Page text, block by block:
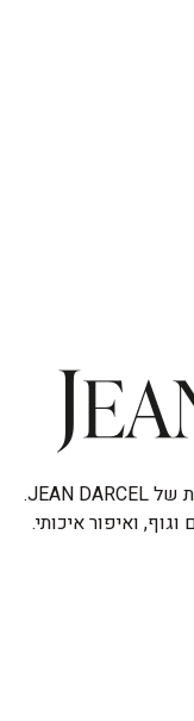
גלו את מוצרי הטיפוח והקוסמטיקה המקצועית של JEAN DARCEL.
ואיפור איכותי.